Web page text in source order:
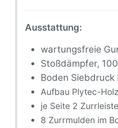
Ausstattung:
wartungsfreie
Stoßdämpfer,
Boden Siebdruck
Aufbau Plytec-
je Seite 2
8 Zurrmulden im